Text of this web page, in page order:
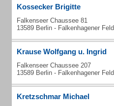
Kossecker Brigitte
Falkenseer Chaussee 81
13589 Berlin - Falkenhagener Feld
Krause Wolfgang u. Ingrid
Falkenseer Chaussee 207
13589 Berlin - Falkenhagener Feld
Kretzschmar Michael